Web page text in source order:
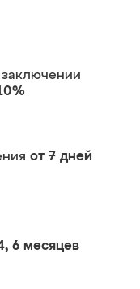
от 7 дней
6 месяцев